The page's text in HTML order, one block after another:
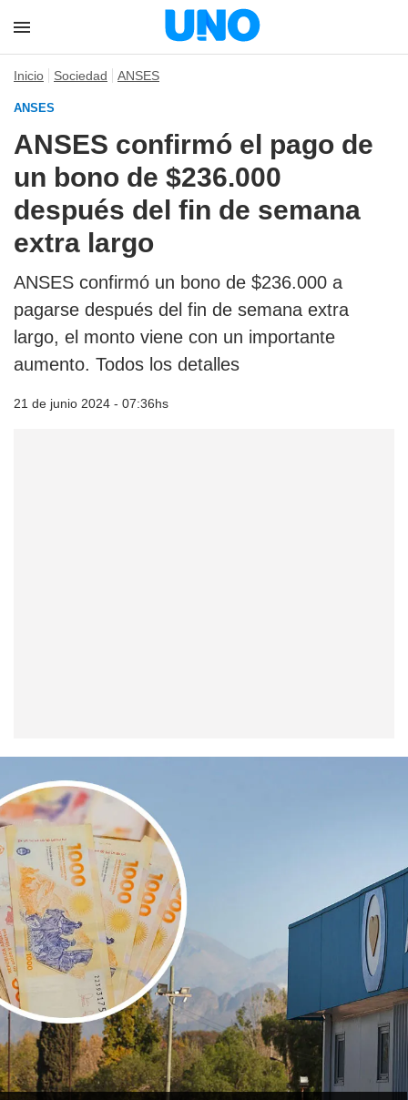
Inicio Sociedad ANSES
ANSES
ANSES confirmó el pago de
un bono de $236.000
después del fin de semana
extra largo
ANSES confirmó un bono de $236.000 a
pagarse después del fin de semana extra
largo, el monto viene con un importante
aumento. Todos los detalles
21 de junio 2024 - 07:36hs